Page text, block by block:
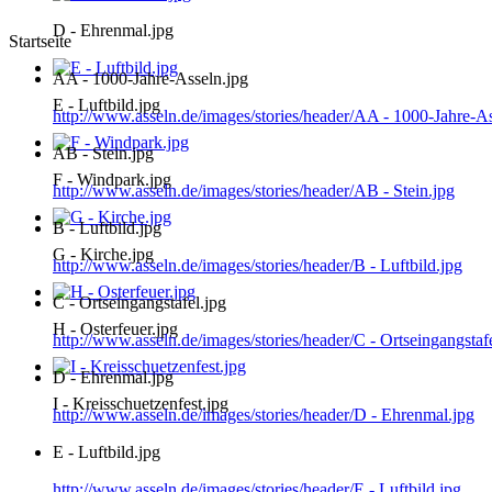
D - Ehrenmal.jpg
E - Luftbild.jpg
F - Windpark.jpg
G - Kirche.jpg
H - Osterfeuer.jpg
I - Kreisschuetzenfest.jpg
Startseite
AA - 1000-Jahre-Asseln.jpg
http://www.asseln.de/images/stories/header/AA - 1000-Jahre-
AB - Stein.jpg
http://www.asseln.de/images/stories/header/AB - Stein.jpg
B - Luftbild.jpg
http://www.asseln.de/images/stories/header/B - Luftbild.jpg
C - Ortseingangstafel.jpg
http://www.asseln.de/images/stories/header/C -
D - Ehrenmal.jpg
http://www.asseln.de/images/stories/header/D - Ehrenmal.jpg
E - Luftbild.jpg